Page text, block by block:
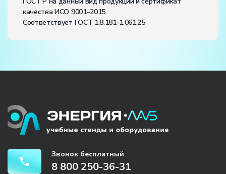
качества ИСО 9001–2015.
Соответствует ГОСТ 1.8.181-1.061.25
Звонок бесплатный
8 800 250-36-31